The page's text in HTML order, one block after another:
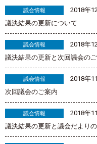
議会情報
2018年
議決結果の更新について
議会情報
2018年
議決結果の更新と次回議会の
議会情報
2018年
次回議会のご案内
議会情報
2018年
議決結果の更新と議会だより